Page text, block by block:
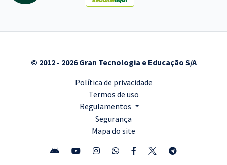
© 2012 - 2026 Gran Tecnologia e Educação S/A
Política de privacidade
Termos de uso
Regulamentos
Segurança
Mapa do site